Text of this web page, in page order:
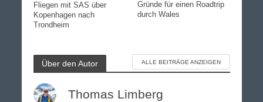
Fliegen mit SAS über
Kopenhagen nach
Trondheim
Gründe für einen Roadtrip
durch Wales
Über den Autor ALLE BEITRÄGE ANZEIGEN
Thomas Limberg